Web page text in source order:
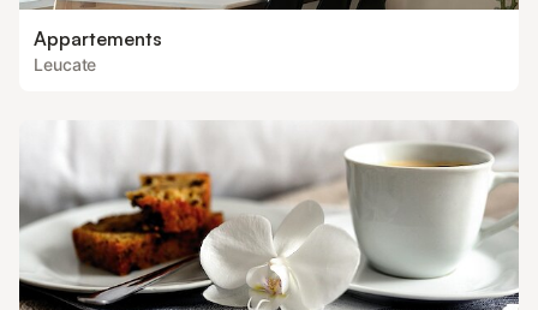
Appartements
Leucate